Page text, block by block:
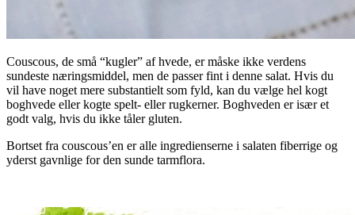
Couscous, de små “kugler” af hvede, er måske ikke verdens
sundeste næringsmiddel, men de passer fint i denne salat. Hvis du
vil have noget mere substantielt som fyld, kan du vælge hel kogt
boghvede eller kogte spelt- eller rugkerner. Boghveden er især et
godt valg, hvis du ikke tåler gluten.
Bortset fra couscous’en er alle ingredienserne i salaten fiberrige og
yderst gavnlige for den sunde tarmflora.